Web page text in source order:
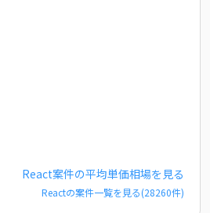
React案件の平均単価相場を見る
Reactの案件一覧を見る(28260件)